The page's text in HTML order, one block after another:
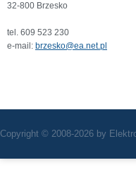
32-800 Brzesko
tel. 609 523 230
e-mail: brzesko@ea.net.pl
Copyright © 2008-2026 by